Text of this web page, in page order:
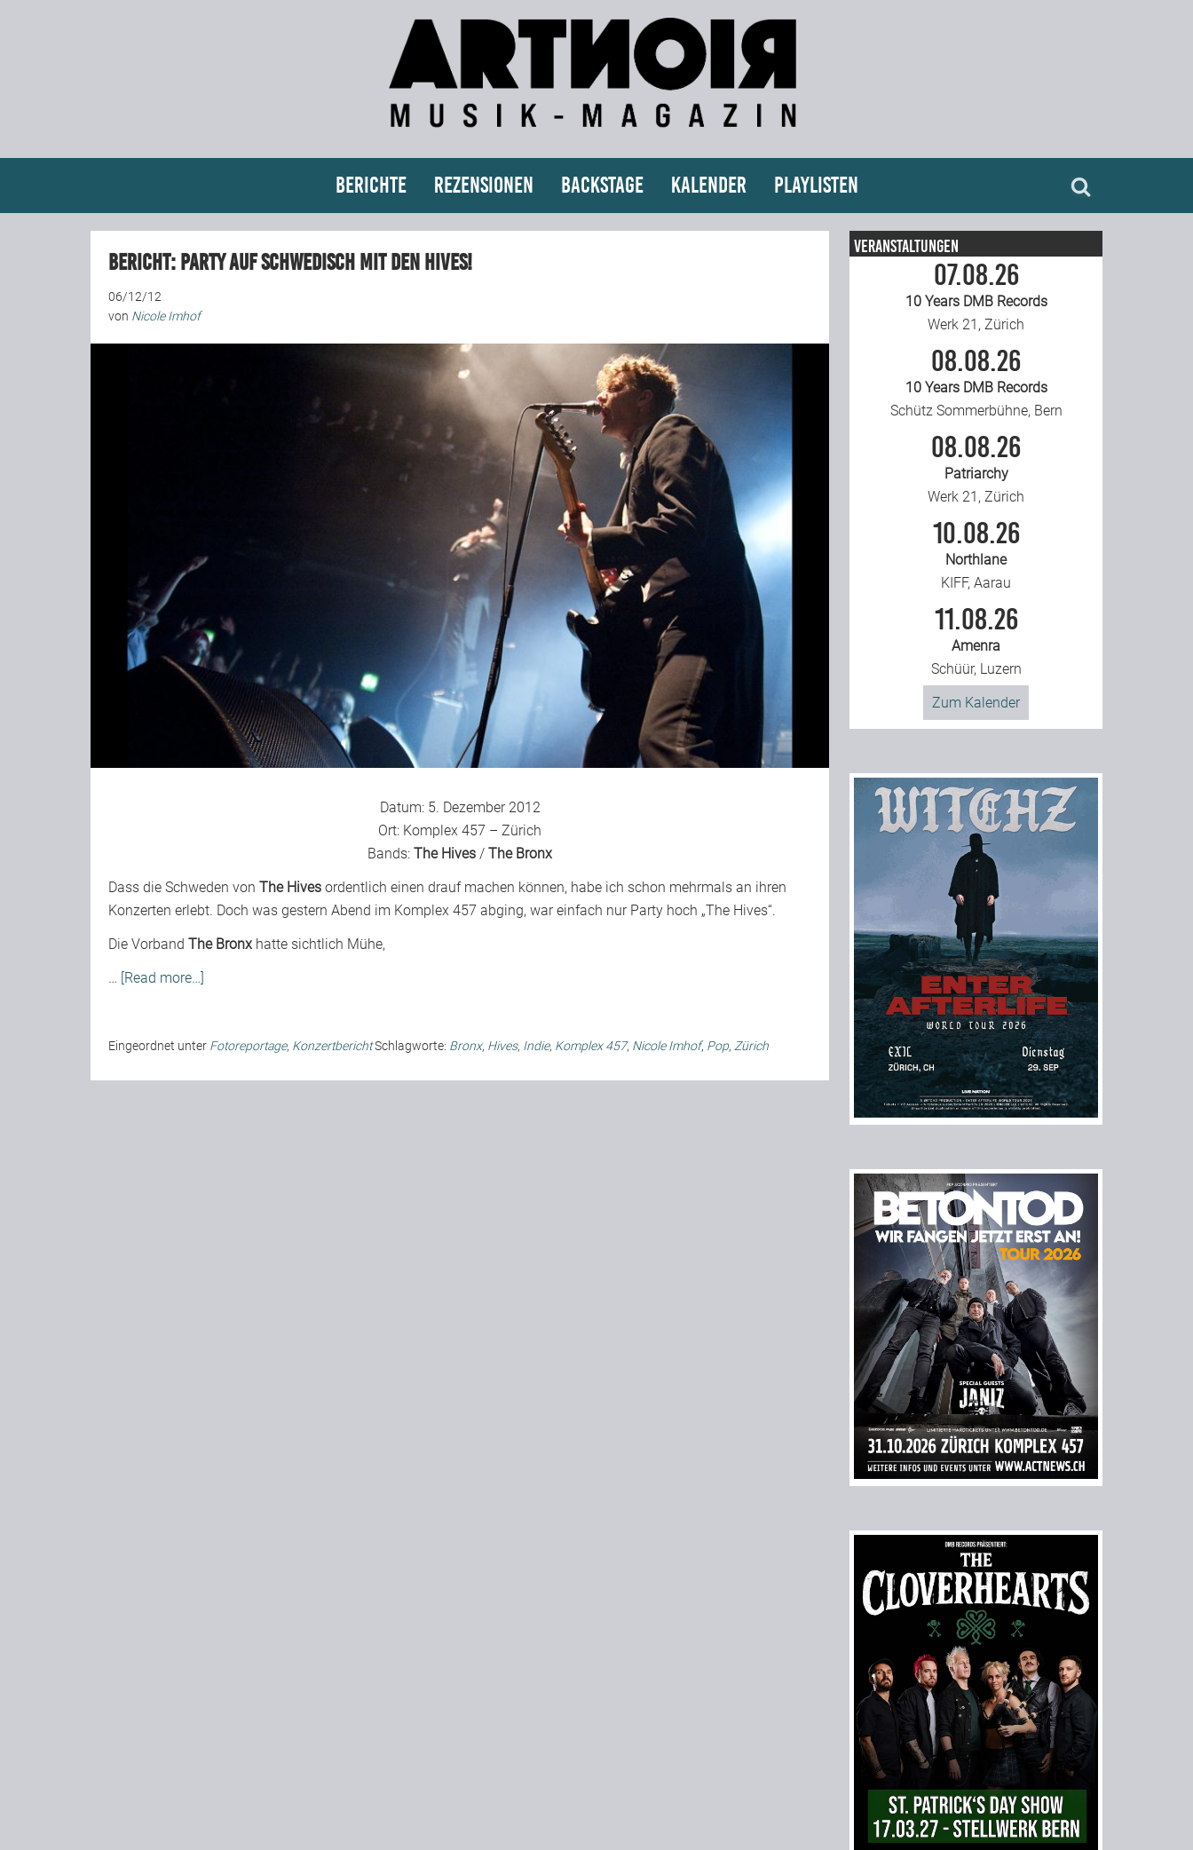
Berichte Rezensionen Backstage Kalender Playlisten
BERICHT: Party auf Schwedisch mit den Hives!
06/12/12
von Nicole Imhof
Datum: 5. Dezember 2012
Ort: Komplex 457 – Zürich
Bands:The Hives /The Bronx
Dass die Schweden von The Hives ordentlich einen drauf machen können, habe ich schon mehrmals an ihren
Konzerten erlebt. Doch was gestern Abend im Komplex 457 abging, war einfach nur Party hoch „The Hives“.
Die Vorband The Bronx hatte sichtlich Mühe,
… [Read more…]
Eingeordnet unter Fotoreportage, KonzertberichtSchlagworte: Bronx, Hives, Indie, Komplex 457, Nicole Imhof, Pop, Zürich
Veranstaltungen
07.08.26
10 Years DMB Records
Werk 21, Zürich
08.08.26
10 Years DMB Records
Schütz Sommerbühne, Bern
08.08.26
Patriarchy
Werk 21, Zürich
10.08.26
Northlane
KIFF, Aarau
11.08.26
Amenra
Schüür, Luzern
Zum Kalender